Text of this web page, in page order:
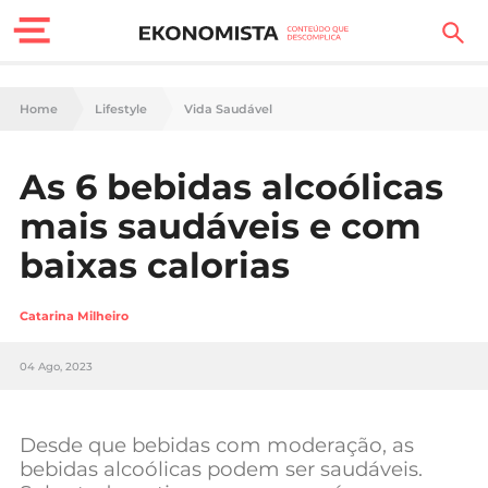
Finanças Pessoais
Carreira
Casa
Lifestyle
Sociedade
Negócios
Home Lifestyle Vida Saudável
As 6 bebidas alcoólicas
mais saudáveis e com
baixas calorias
Catarina Milheiro
04 Ago, 2023
Desde que bebidas com moderação, as
bebidas alcoólicas podem ser saudáveis.